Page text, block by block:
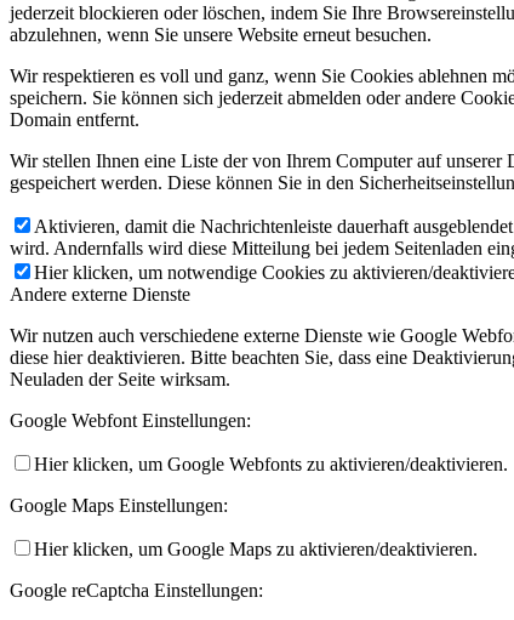
jederzeit blockieren oder löschen, indem Sie Ihre
abzulehnen, wenn Sie unsere Website erneut besuchen.
Wir respektieren es voll und ganz, wenn Sie Cookies ablehnen
speichern. Sie können sich jederzeit abmelden oder andere
Domain entfernt.
Wir stellen Ihnen eine Liste der von Ihrem Computer auf
gespeichert werden. Diese können Sie in den
Aktivieren, damit die Nachrichtenleiste dauerhaft
wird. Andernfalls wird diese Mitteilung bei jedem Seitenladen
Hier klicken, um notwendige Cookies zu aktivieren/
Andere externe Dienste
Wir nutzen auch verschiedene externe Dienste wie Google
diese hier deaktivieren. Bitte beachten Sie, dass eine
Neuladen der Seite wirksam.
Google Webfont Einstellungen:
Hier klicken, um Google Webfonts zu aktivieren/deaktivieren.
Google Maps Einstellungen:
Hier klicken, um Google Maps zu aktivieren/deaktivieren.
Google reCaptcha Einstellungen: